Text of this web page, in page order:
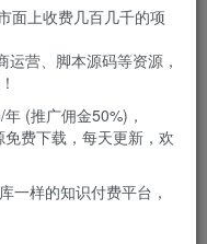
音规则，确定人群，
500个，义乌卖家
率高，每周持续上新
子），价格低，发货
面上收费几百几千的项
营、脚本源码等资源，
(推广佣金50%)，
费下载，每天更新，欢
一样的知识付费平台，